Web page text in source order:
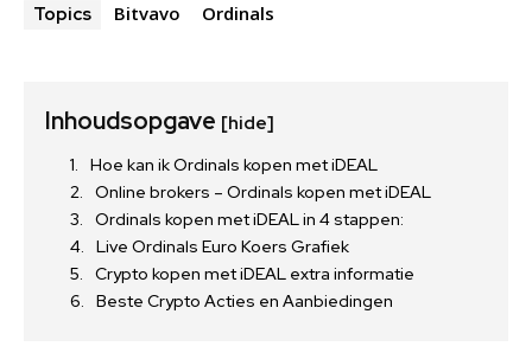
Topics Bitvavo Ordinals
Inhoudsopgave [hide]
Hoe kan ik Ordinals kopen met iDEAL
Online brokers – Ordinals kopen met iDEAL
Ordinals kopen met iDEAL in 4 stappen:
Live Ordinals Euro Koers Grafiek
Crypto kopen met iDEAL extra informatie
Beste Crypto Acties en Aanbiedingen